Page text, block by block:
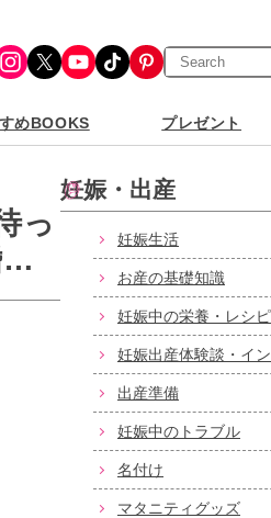
Instagram X YouTube TikTok Pinterest
検
索
めBOOKS プレゼント
っ
妊娠・出産
妊娠生活
お産の基礎知識
妊娠中の栄養・レシピ
妊娠出産体験談・イ
出産準備
妊娠中のトラブル
名付け
マタニティグッズ